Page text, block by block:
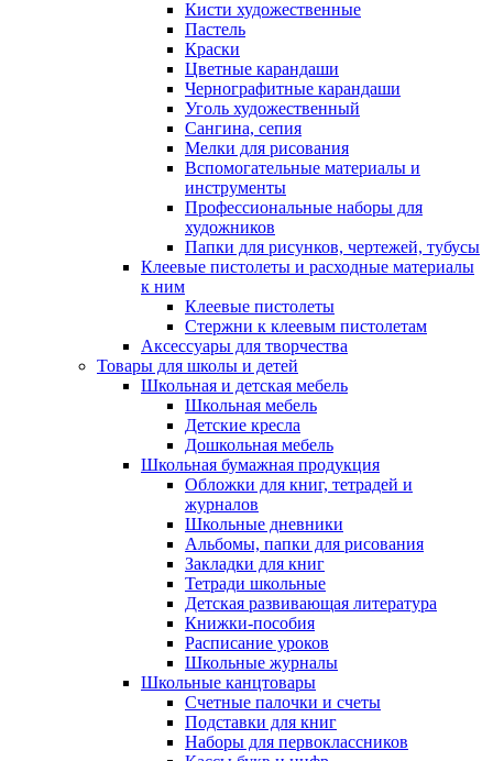
Кисти художественные
Пастель
Краски
Цветные карандаши
Чернографитные карандаши
Уголь художественный
Сангина, сепия
Мелки для рисования
Вспомогательные материалы и
инструменты
Профессиональные наборы для
художников
Папки для рисунков, чертежей, тубусы
Клеевые пистолеты и расходные материалы
к ним
Клеевые пистолеты
Стержни к клеевым пистолетам
Аксессуары для творчества
Товары для школы и детей
Школьная и детская мебель
Школьная мебель
Детские кресла
Дошкольная мебель
Школьная бумажная продукция
Обложки для книг, тетрадей и
журналов
Школьные дневники
Альбомы, папки для рисования
Закладки для книг
Тетради школьные
Детская развивающая литература
Книжки-пособия
Расписание уроков
Школьные журналы
Школьные канцтовары
Счетные палочки и счеты
Подставки для книг
Наборы для первоклассников